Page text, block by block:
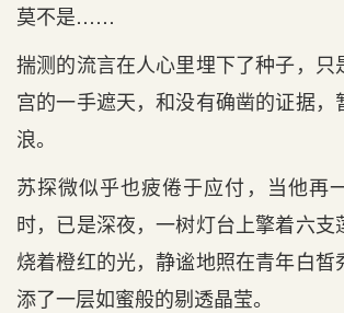
莫不是……
揣测的流言在人心里埋下了种子，只
宫的一手遮天，和没有确凿的证据，
浪。
苏探微似乎也疲倦于应付，当他再
时，已是深夜，一树灯台上擎着六支
烧着橙红的光，静谧地照在青年白皙
添了一层如蜜般的剔透晶莹。